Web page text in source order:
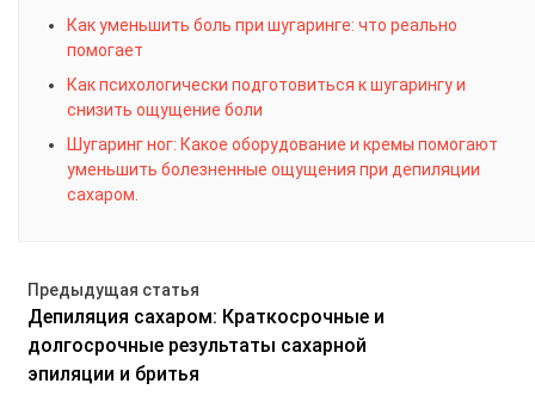
Как уменьшить боль при шугаринге: что реально
помогает
Как психологически подготовиться к шугарингу и
снизить ощущение боли
Шугаринг ног: Какое оборудование и кремы помогают
уменьшить болезненные ощущения при депиляции
сахаром.
Предыдущая статья
Депиляция сахаром: Краткосрочные и
долгосрочные результаты сахарной
эпиляции и бритья